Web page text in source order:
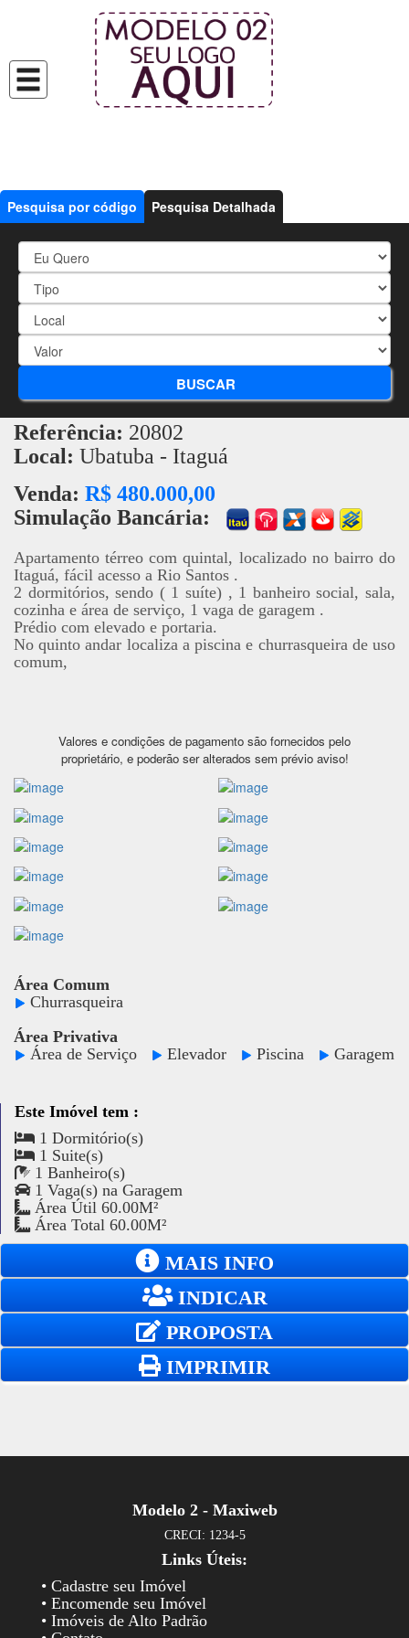
Pesquisa por código Pesquisa Detalhada
BUSCAR
20802 - APARTAMENTO COM
QUINTAL
Referência: 20802
Local: Ubatuba - Itaguá
Venda: R$ 480.000,00
Simulação Bancária:
Apartamento térreo com quintal, localizado no bairro do
Itaguá, fácil acesso a Rio Santos .
2 dormitórios, sendo ( 1 suíte) , 1 banheiro social, sala,
cozinha e área de serviço, 1 vaga de garagem .
Prédio com elevado e portaria.
No quinto andar localiza a piscina e churrasqueira de uso
comum,
Valores e condições de pagamento são fornecidos pelo
proprietário, e poderão ser alterados sem prévio aviso!
Área Comum
Churrasqueira
Área Privativa
Área de Serviço
Elevador Piscina Garagem
Este Imóvel tem :
1 Dormitório(s)
1 Suite(s)
1 Banheiro(s)
1 Vaga(s) na Garagem
Área Útil 60.00M²
Área Total 60.00M²
MAIS INFO
INDICAR
PROPOSTA
IMPRIMIR
Modelo 2 - Maxiweb
CRECI: 1234-5
Links Úteis:
• Cadastre seu Imóvel
• Encomende seu Imóvel
• Imóveis de Alto Padrão